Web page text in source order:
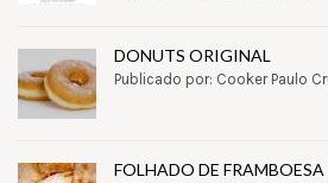
DONUTS ORIGINAL
Publicado por: Cooker Paulo
FOLHADO DE FRAMBOESA